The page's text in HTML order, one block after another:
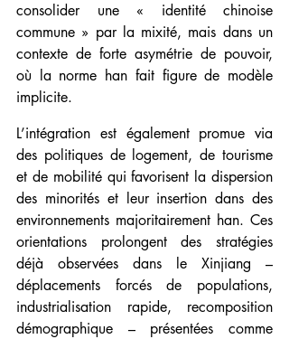
consolider une « identité chinoise
commune » par la mixité, mais dans un
contexte de forte asymétrie de pouvoir,
où la norme han fait figure de modèle
implicite.
L’intégration est également promue via
des politiques de logement, de tourisme
et de mobilité qui favorisent la dispersion
des minorités et leur insertion dans des
environnements majoritairement han. Ces
orientations prolongent des stratégies
déjà observées dans le Xinjiang –
déplacements forcés de populations,
industrialisation rapide, recomposition
démographique – présentées comme